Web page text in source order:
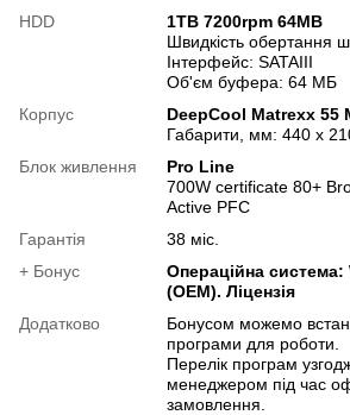
HDD
1TB 7200rpm 64MB
Швидкість обертання
Інтерфейс: SATAIII
Об'єм буфера: 64 МБ
Корпус
DeepCool Matrexx 55
Габарити, мм: 440 x
Блок живлення
Pro Line
700W certificate 80+
Active PFC
Гарантія
38 міс.
+ Бонус
Операційна система:
(OEM). Ліцензія
Додатково
Бонусом можемо
програми для роботи.
Перелік програм
менеджером під час
замовлення.